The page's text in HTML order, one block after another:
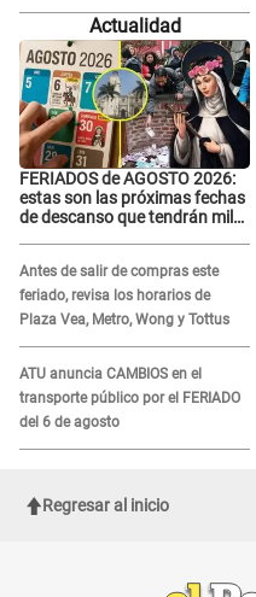
relación con él y otros integrantes
Actualidad
FERIADOS de AGOSTO 2026:
estas son las próximas fechas
de descanso que tendrán miles
Antes de salir de compras este
feriado, revisa los horarios de
Plaza Vea, Metro, Wong y Tottus
ATU anuncia CAMBIOS en el
transporte público por el FERIADO
del 6 de agosto
Regresar al inicio